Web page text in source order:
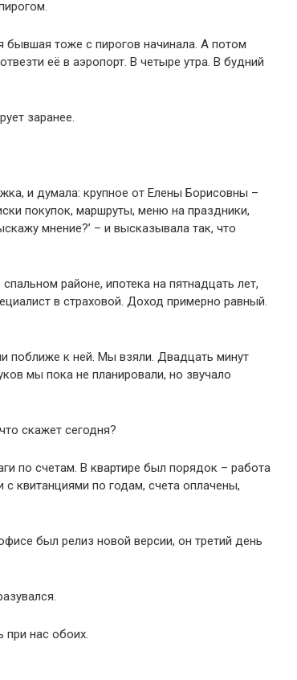
бывшая тоже с пирогов начинала. А потом
её в аэропорт. В четыре утра. В будний
заранее.
и думала: крупное от Елены Борисовны –
покупок, маршруты, меню на праздники,
мнение?’ – и высказывала так, что
районе, ипотека на пятнадцать лет,
в страховой. Доход примерно равный.
поближе к ней. Мы взяли. Двадцать минут
мы пока не планировали, но звучало
скажет сегодня?
по счетам. В квартире был порядок – работа
квитанциями по годам, счета оплачены,
был релиз новой версии, он третий день
при нас обоих.